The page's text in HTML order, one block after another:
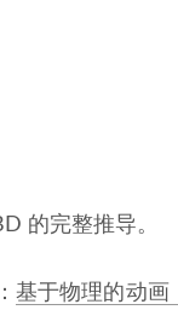
的完整推导。
基于物理的动画